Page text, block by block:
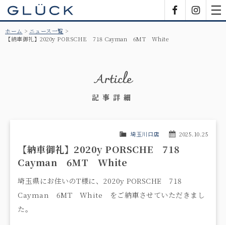
ホーム
ニュース一覧
【納車御礼】2020y PORSCHE 718 Cayman 6MT White
Article
記事詳細
2025.10.25
埼玉川口店
【納車御礼】2020y PORSCHE 718
Cayman 6MT White
埼玉県にお住いのT様に、2020y PORSCHE 718
Cayman 6MT White をご納車させていただきまし
た。